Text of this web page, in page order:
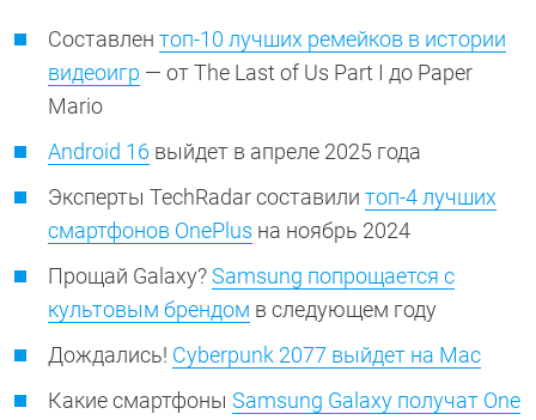
Составлен топ-10 лучших ремейков в истории
видеоигр — от The Last of Us Part I до Paper
Mario
Android 16 выйдет в апреле 2025 года
Эксперты TechRadar составили топ-4 лучших
смартфонов OnePlus на ноябрь 2024
Прощай Galaxy?Samsung попрощается с
культовым брендом в следующем году
Дождались! Cyberpunk 2077 выйдет на Mac
Какие смартфоны Samsung Galaxy получат One